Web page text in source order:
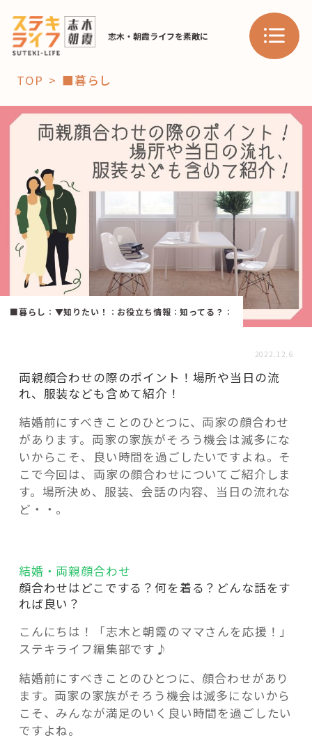
志木・朝霞ライフを素敵に
「コト」
暮らし
おすすめ
学び・教育
「場」
HAREL HAREL
活用事例
「モノ」
fleXe リノベ事例
「ひと」
これからの暮らし 住み替え相談
記事検索
TOP ■暮らし
■暮らし ： ▼知りたい！ ： お役立ち情報 ：知ってる？ ：
2022.12.6
両親顔合わせの際のポイント！場所や当日の流
れ、服装なども含めて紹介！
結婚前にすべきことのひとつに、両家の顔合わせ
があります。両家の家族がそろう機会は滅多にな
いからこそ、良い時間を過ごしたいですよね。そ
こで今回は、両家の顔合わせについてご紹介しま
す。場所決め、服装、会話の内容、当日の流れな
ど・・。
結婚・両親顔合わせ
顔合わせはどこでする？何を着る？どんな話をす
れば良い？
こんにちは！「志木と朝霞のママさんを応援！」
ステキライフ編集部です♪
結婚前にすべきことのひとつに、顔合わせがあり
ます。両家の家族がそろう機会は滅多にないから
こそ、みんなが満足のいく良い時間を過ごしたい
ですよね。